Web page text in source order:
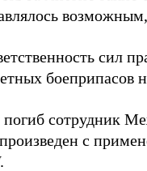
сил
боеприпасов
погиб сотрудник
с